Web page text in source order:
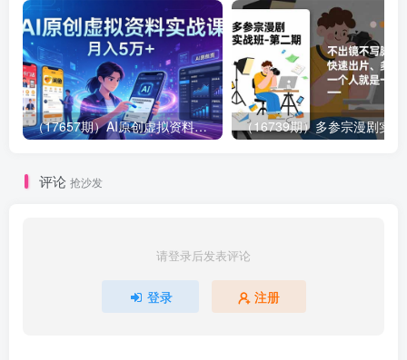
（17657期）AI原创虚拟资料实战课：2026新机会，小红书闲鱼开店，普通人用AI轻松变现，月入5万+
评论 抢沙发
请登录后发表评论
登录 注册